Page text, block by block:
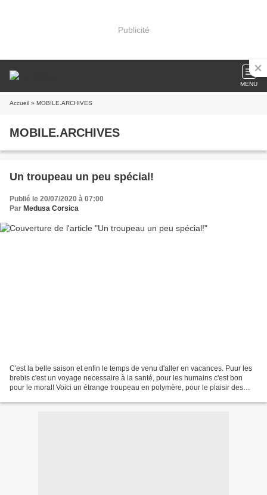
Publicité
MENU
Accueil » MOBILE.ARCHIVES
MOBILE.ARCHIVES
Un troupeau un peu spécial!
Publié le 20/07/2020 à 07:00
Par Medusa Corsica
C'est la belle saison et enfin le temps de venu d'aller en vacances. Puur les
brebis c'est un voyage necessaire à la santé, pour les humains c'est bon
pour le moral! Voici un étrange troupeau en polymère, pour le plaisir des